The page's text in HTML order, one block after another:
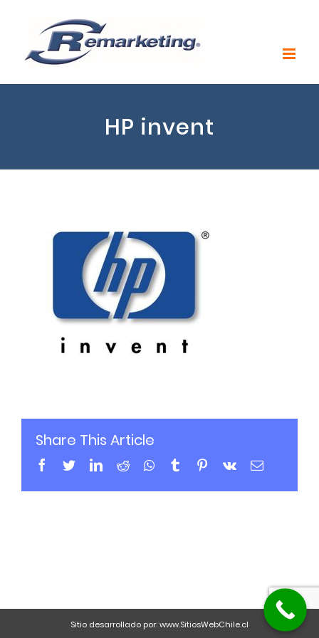
HP invent
Share This Article
Sitio desarrollado por:www.SitiosWebChile.cl